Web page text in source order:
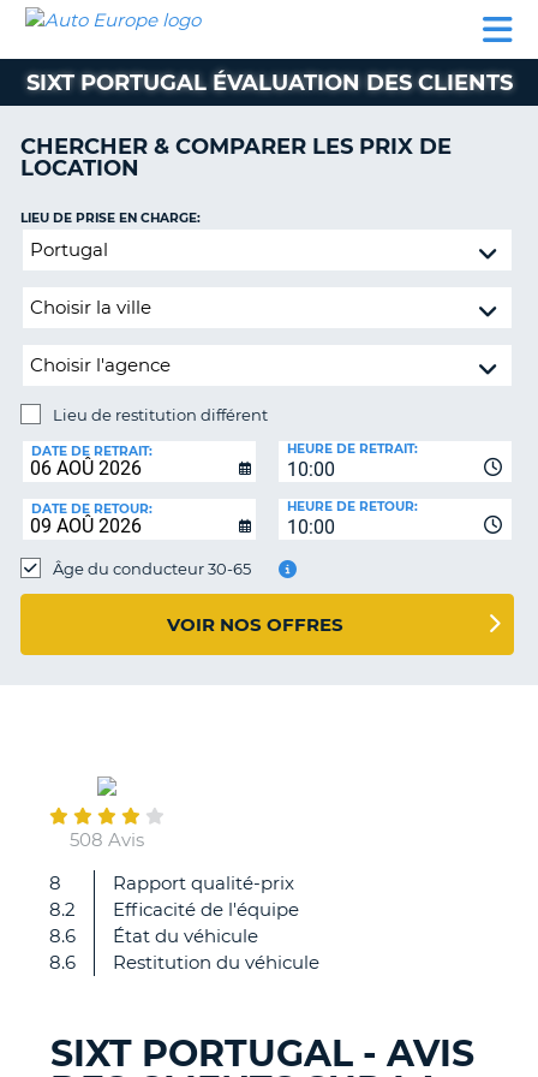
LOCATION
VOITURE
CAMPING-
CAR
CLIENT
AUTO
EUROPE
LOCATION
VOITURE
CAMPING-
CAR
PARTENAIRES
SUPPORT
CLIENT
COMPTE
MA
SIXT PORTUGAL ÉVALUATION DES CLIENTS
CHERCHER & COMPARER LES PRIX DE
LOCATION
Lieu
restitution
LIEU DE PRISE EN CHARGE:
Lieu de restitution différent
DE
RESTITUTION:
DATE DE RETRAIT:
10:00
HEURE DE RETRAIT:
DATE DE RETOUR:
10:00
HEURE DE RETOUR:
Âge du conducteur 30-65
VOIR NOS OFFRES
508 Avis
8
8.2
8.6
8.6
Rapport qualité-prix
Efficacité de l'équipe
État du véhicule
Restitution du véhicule
Rapidité
efficacité
SIXT PORTUGAL - AVIS